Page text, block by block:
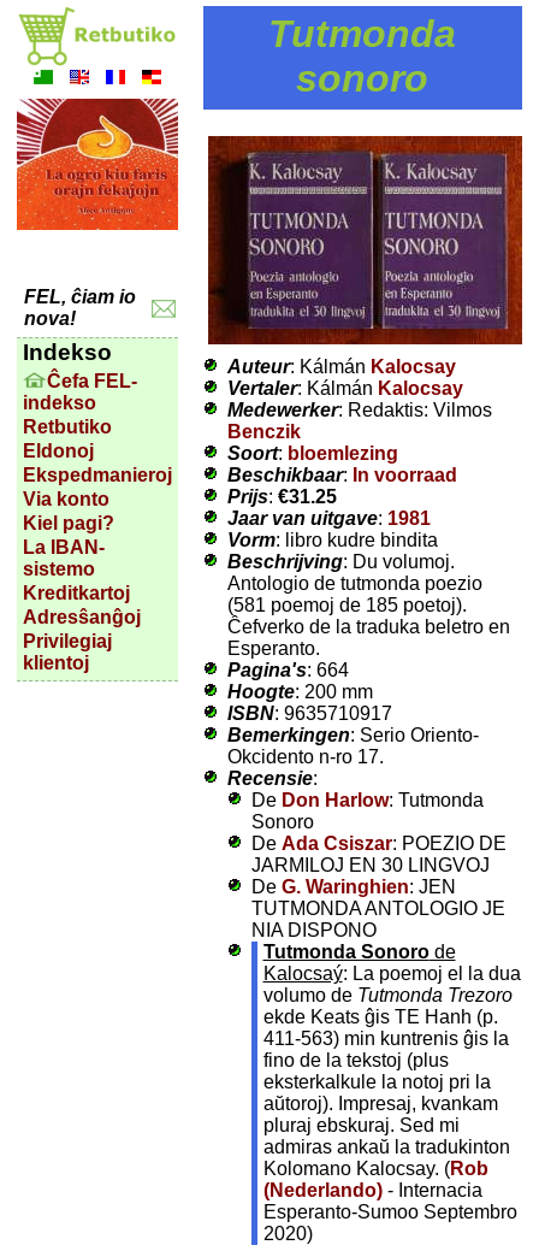
FEL, ĉiam io
nova!
Indekso
Ĉefa FEL-
indekso
Retbutiko
Eldonoj
Ekspedmanieroj
Via konto
Kiel pagi?
La IBAN-
sistemo
Kreditkartoj
Adresŝanĝoj
Privilegiaj
klientoj
Tutmonda
sonoro
Auteur: Kálmán Kalocsay
Vertaler: Kálmán Kalocsay
Medewerker: Redaktis: Vilmos
Benczik
Soort: bloemlezing
Beschikbaar: In voorraad
Prijs: €31.25
Jaar van uitgave: 1981
Vorm: libro kudre bindita
Beschrijving: Du volumoj.
Antologio de tutmonda poezio
(581 poemoj de 185 poetoj).
Ĉefverko de la traduka beletro en
Esperanto.
Pagina's: 664
Hoogte: 200 mm
ISBN: 9635710917
Bemerkingen: Serio Oriento-
Okcidento n-ro 17.
Recensie:
De Don Harlow: Tutmonda
Sonoro
De Ada Csiszar: POEZIO DE
JARMILOJ EN 30 LINGVOJ
De G. Waringhien: JEN
TUTMONDA ANTOLOGIO JE
NIA DISPONO
Tutmonda Sonorode
Kalocsaý: La poemoj el la dua
volumo de Tutmonda Trezoro
ekde Keats ĝis TE Hanh (p.
411-563) min kuntrenis ĝis la
fino de la tekstoj (plus
eksterkalkule la notoj pri la
aŭtoroj). Impresaj, kvankam
pluraj ebskuraj. Sed mi
admiras ankaŭ la tradukinton
Kolomano Kalocsay. (Rob
(Nederlando)- Internacia
Esperanto-Sumoo Septembro
2020)